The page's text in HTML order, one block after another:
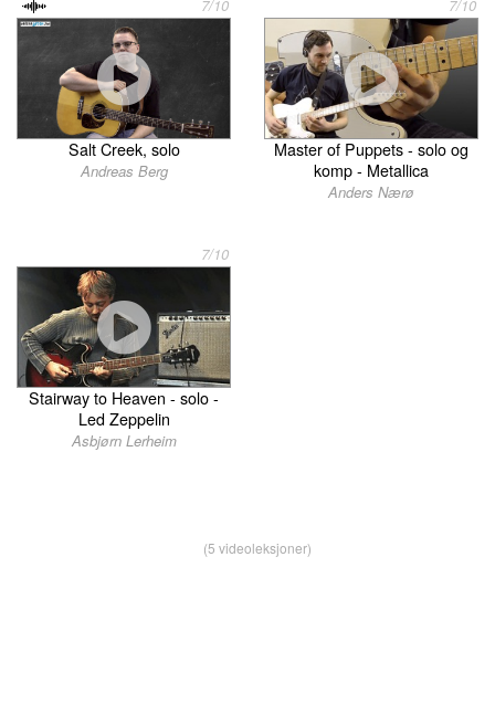
7/10
Salt Creek, solo
Andreas Berg
7/10
Master of Puppets - solo og
komp - Metallica
Anders Nærø
7/10
Stairway to Heaven - solo -
Led Zeppelin
Asbjørn Lerheim
(5 videoleksjoner)